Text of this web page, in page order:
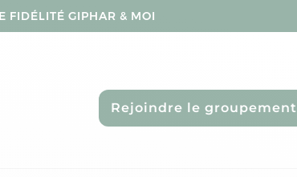
FIDÉLITÉ GIPHAR & MOI
Rejoindre le groupement